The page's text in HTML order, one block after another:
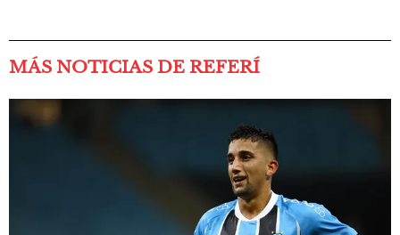
MÁS NOTICIAS DE REFERÍ